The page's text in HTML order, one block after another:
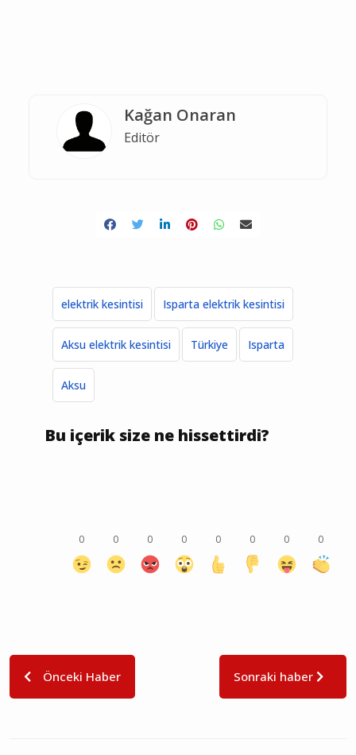
Kağan Onaran
Editör
elektrik kesintisi Isparta elektrik kesintisi
Aksu elektrik kesintisi Türkiye Isparta
Aksu
Bu içerik size ne hissettirdi?
0 0 0 0 0 0 0 0
Önceki Haber Sonraki haber